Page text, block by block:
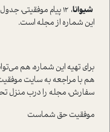
شیوانا
، 12 پیام
این شماره از مجله ا‌ست.
برای تهیه‌ این شماره، هم
سفارش، مجله را درب منزل
موفقیت حق شماست